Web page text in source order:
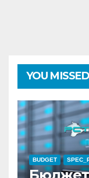
YOU MISSED
BUDGET